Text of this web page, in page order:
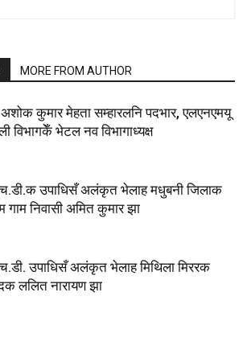
MORE FROM AUTHOR
अशोक कुमार मेहता सम्हारलनि पदभार, एलएनएमयू
विभागकेँ भेटल नव विभागाध्यक्ष
उपाधिसँ अलंकृत भेलाह मधुबनी जिलाक
गाम निवासी अमित कुमार झा
उपाधिसँ अलंकृत भेलाह मिथिला मिररक
ललित नारायण झा